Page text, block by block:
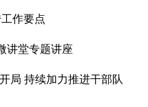
作要点
讲堂专题讲座
局 持续加力推进干部队